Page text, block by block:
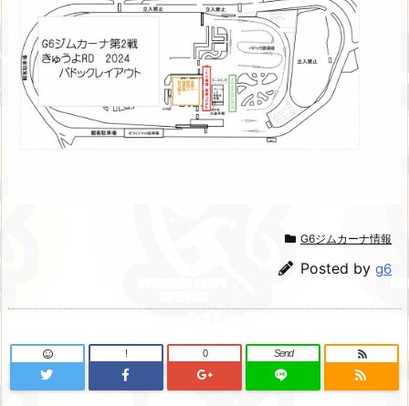
G6ジムカーナ情報
Posted by g6
! 0 Send